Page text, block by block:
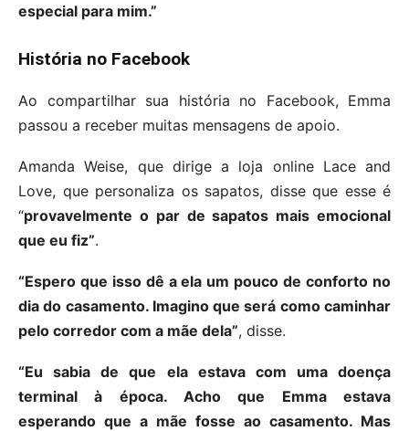
especial para mim.”
História no Facebook
Ao compartilhar sua história no Facebook, Emma
passou a receber muitas mensagens de apoio.
Amanda Weise, que dirige a loja online Lace and
Love, que personaliza os sapatos, disse que esse é
“provavelmente o par de sapatos mais emocional
que eu fiz”.
“Espero que isso dê a ela um pouco de conforto no
dia do casamento. Imagino que será como caminhar
pelo corredor com a mãe dela”, disse.
“Eu sabia de que ela estava com uma doença
terminal à época. Acho que Emma estava
esperando que a mãe fosse ao casamento. Mas